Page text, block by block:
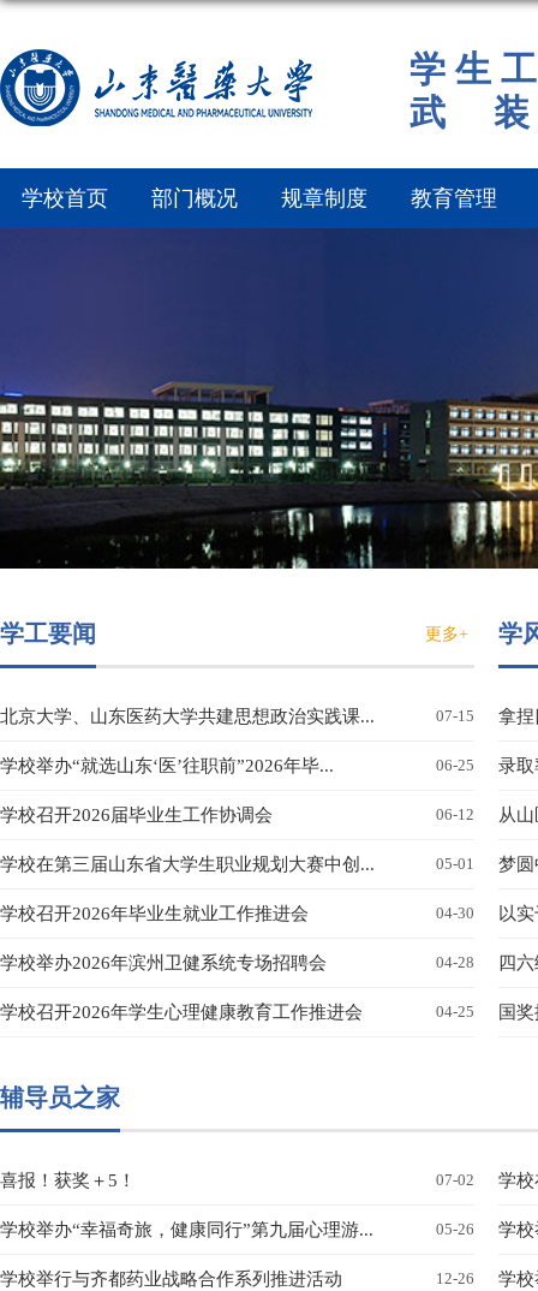
学 生
武
学校首页 部门概况 规章制度 教育管理
学工要闻 更多+
北京大学、山东医药大学共建思想政治实践课... 07-15
学校举办“就选山东‘医’往职前”2026年毕... 06-25
学校召开2026届毕业生工作协调会 06-12
学校在第三届山东省大学生职业规划大赛中创... 05-01
学校召开2026年毕业生就业工作推进会 04-30
学校举办2026年滨州卫健系统专场招聘会 04-28
学校召开2026年学生心理健康教育工作推进会 04-25
学
拿捏
录取
从
梦圆
以
四
国
辅导员之家
喜报！获奖＋5！ 07-02 学校
学校举办“幸福奇旅，健康同行”第九届心理游... 05-26 学校
学校举行与齐都药业战略合作系列推进活动 12-26 学校